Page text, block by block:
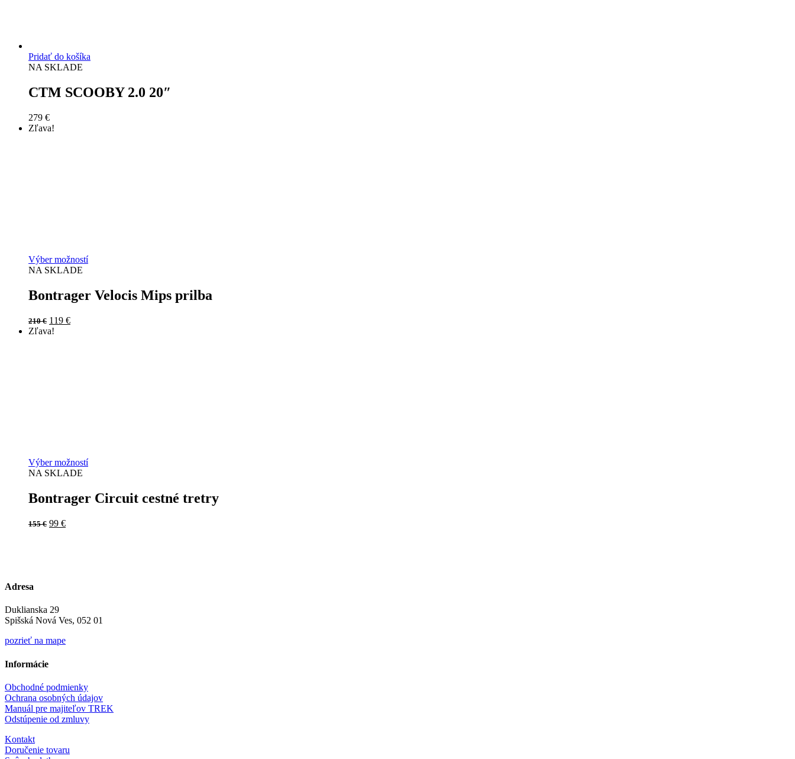
Pridať do košíka
NA SKLADE
CTM SCOOBY 2.0 20″
279 €
Zľava!
Výber možností
NA SKLADE
Bontrager Velocis Mips prilba
210€ Original
price
119 €Current
Zľava!
Výber možností
NA SKLADE
Bontrager Circuit cestné tretry
155€ Original
99 €Current
Adresa
Duklianska 29
Spišská Nová Ves, 052 01
pozrieť na mape
Informácie
Obchodné podmienky
Ochrana osobných údajov
Manuál pre majiteľov TREK
Odstúpenie od zmluvy
Kontakt
Doručenie tovaru